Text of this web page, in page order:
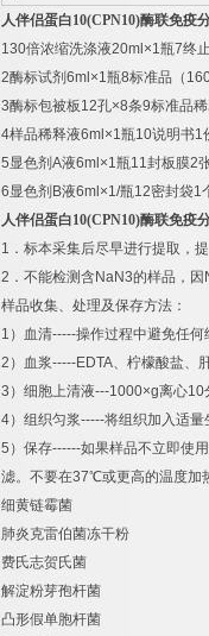
人伴侣蛋白10(CPN10)酶联免疫
130倍浓缩洗涤液20ml×1瓶7终
2酶标试剂 6ml×1瓶8标准品（
3酶标包被板12孔×8条9标准品
4样品稀释液6ml×1瓶10说明书1
5显色剂 A液6ml×1瓶11封板膜2
6显色剂 B液6ml×1/瓶12密封袋1
人伴侣蛋白10(CPN10)酶联免疫
1 ．标本采集后尽早进行提取，
2 ．不能检测含 NaN3的样品，因
样品收集、处理及保存方法：
1 ）血清-----操作过程中避免任
2 ）血浆-----EDTA、柠檬酸盐、
3 ）细胞上清液---1000×g离心10
4）组织匀浆-----将组织加入适量
5 ）保存------如果样品不立即使
滤。不要在37℃或更高的温度加
细黄链霉菌
肺炎克雷伯菌冻干粉
费氏志贺氏菌
解淀粉芽孢杆菌
凸形假单胞杆菌